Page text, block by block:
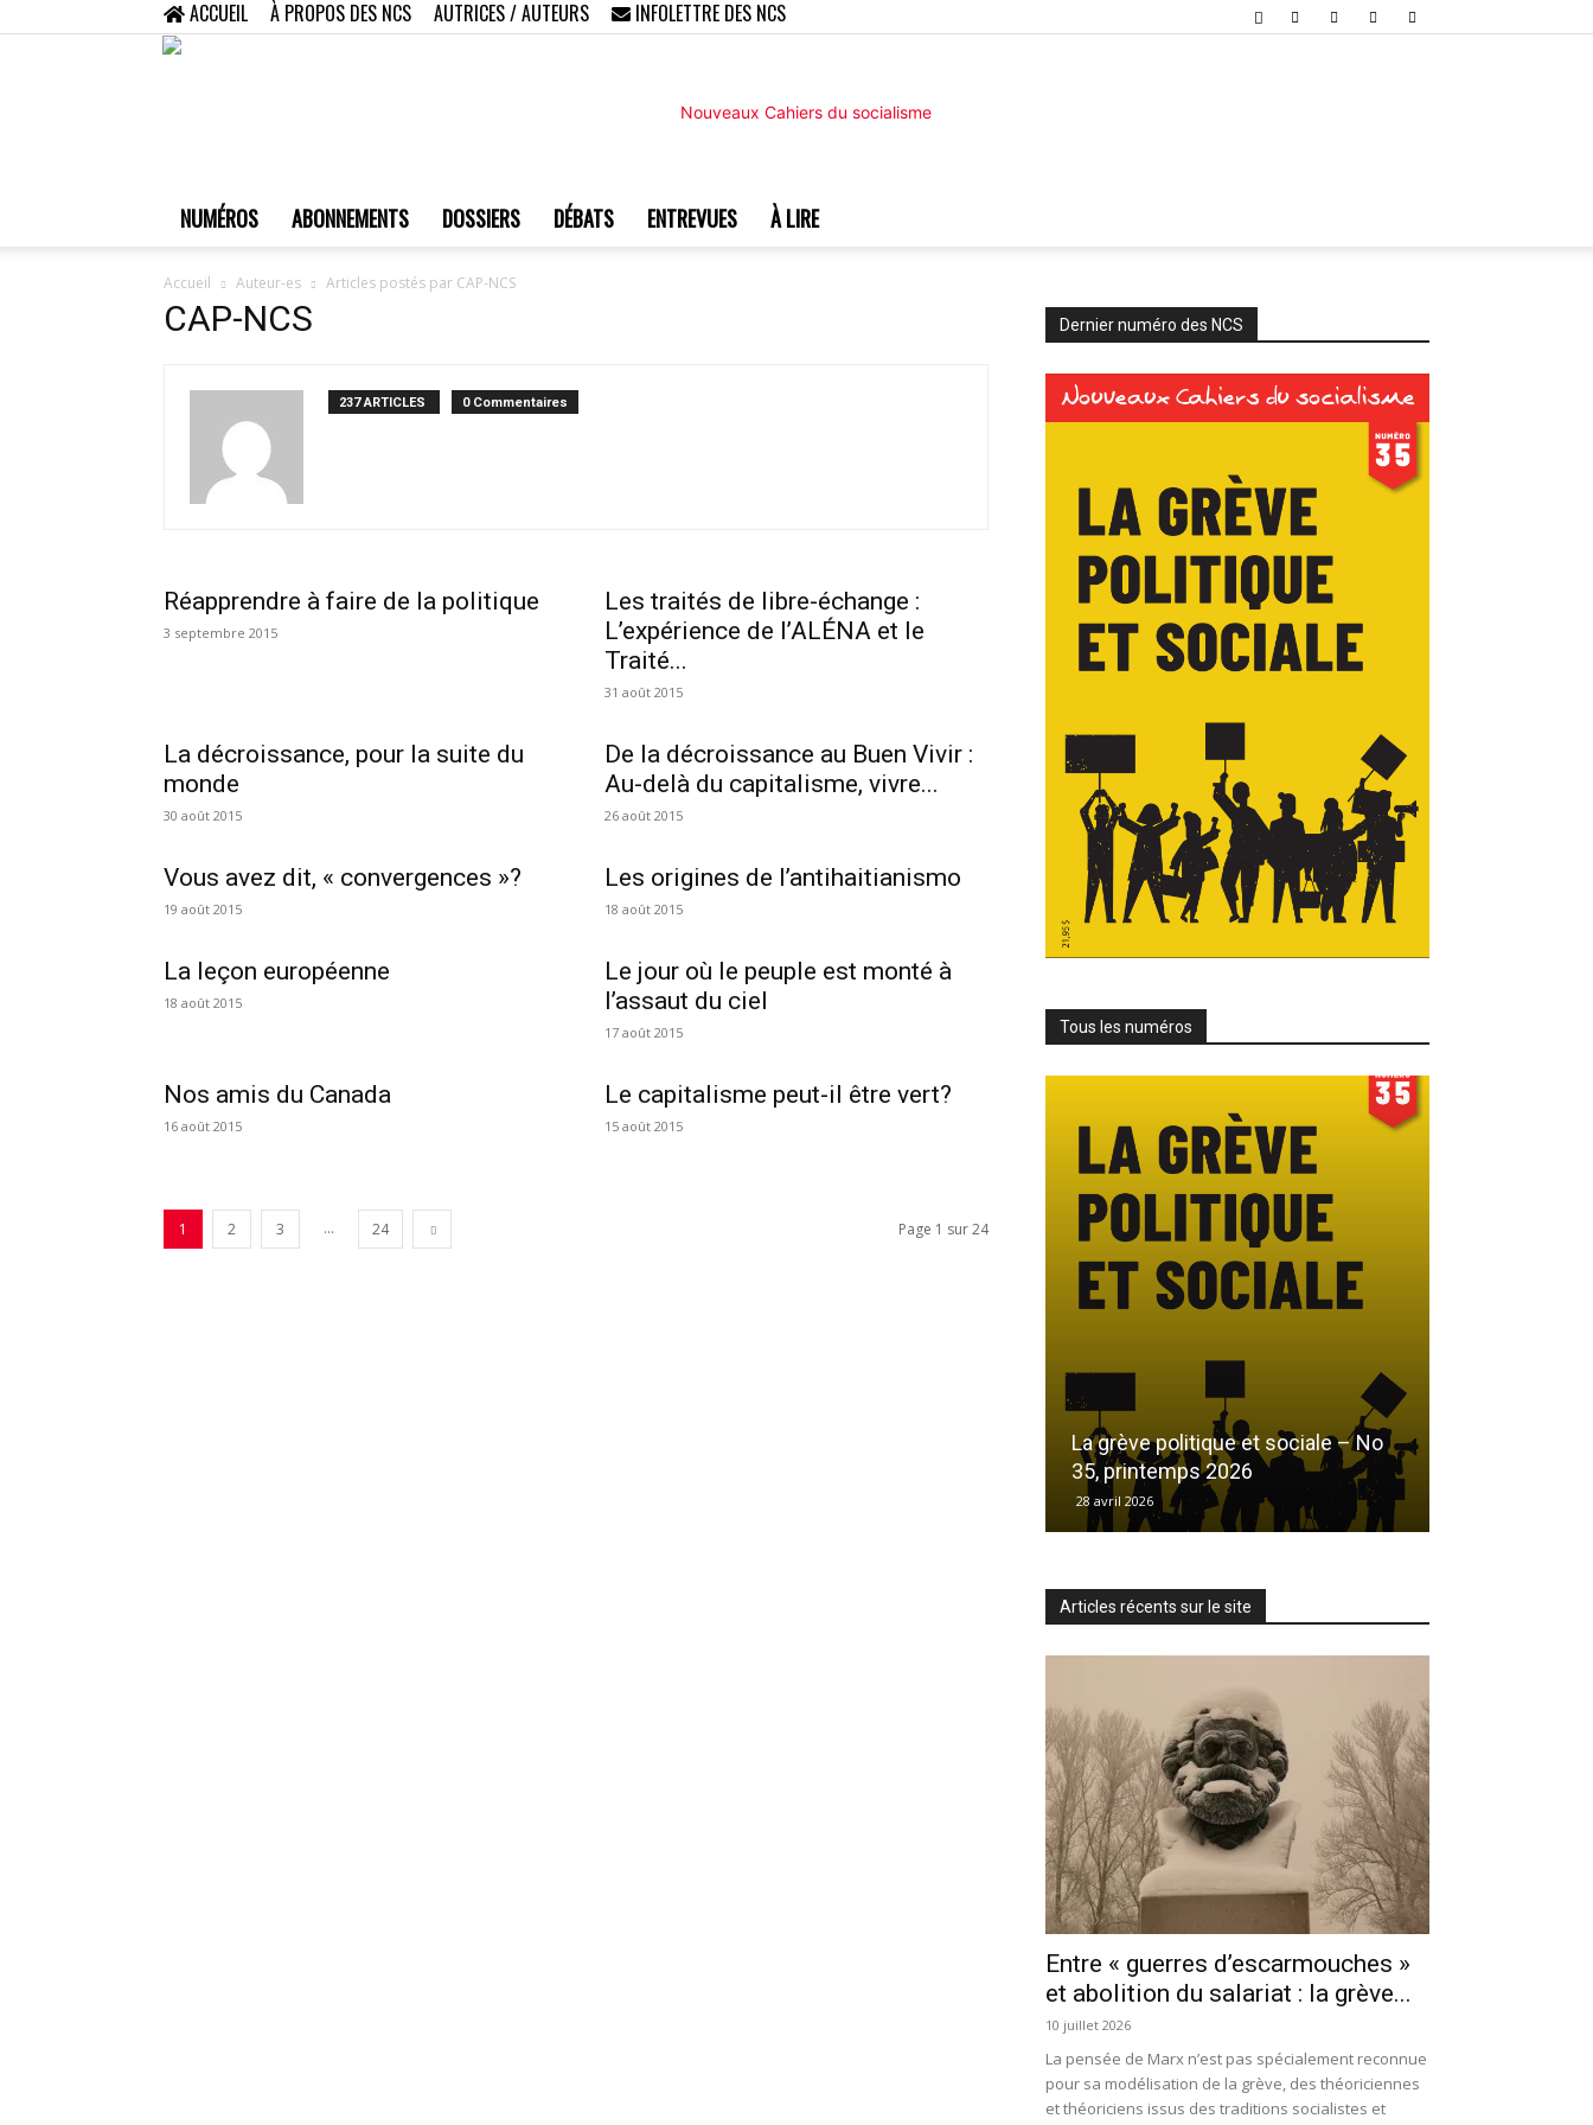
ACCUEIL À PROPOS DES NCS AUTRICES / AUTEURS INFOLETTRE DES NCS
NUMÉROS ABONNEMENTS DOSSIERS DÉBATS ENTREVUES À LIRE
Accueil Auteur-es Articles postés par CAP-NCS
CAP-NCS
237 ARTICLES 0 Commentaires
Réapprendre à faire de la politique
3 septembre 2015
Les traités de libre-échange :
L’expérience de l’ALÉNA et le
Traité...
31 août 2015
La décroissance, pour la suite du
monde
30 août 2015
De la décroissance au Buen Vivir :
Au-delà du capitalisme, vivre...
26 août 2015
Vous avez dit, « convergences »?
19 août 2015
Les origines de l’antihaitianismo
18 août 2015
La leçon européenne
18 août 2015
Le jour où le peuple est monté à
l’assaut du ciel
17 août 2015
Nos amis du Canada
16 août 2015
Le capitalisme peut-il être vert?
15 août 2015
1 2 3 ... 24 Page 1 sur 24
Dernier numéro des NCS
Tous les numéros
La grève politique et sociale – No
35, printemps 2026
28 avril 2026
Articles récents sur le site
Entre « guerres d’escarmouches »
et abolition du salariat : la grève...
10 juillet 2026
La pensée de Marx n’est pas spécialement reconnue
pour sa modélisation de la grève, des théoriciennes
et théoriciens issus des traditions socialistes et